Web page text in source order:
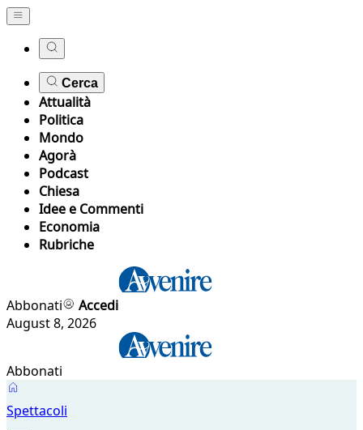
Cerca
Attualità
Politica
Mondo
Agorà
Podcast
Chiesa
Idee e Commenti
Economia
Rubriche
Abbonati
Accedi
August 8, 2026
Abbonati
Spettacoli